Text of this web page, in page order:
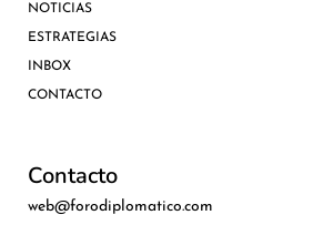
NOTICIAS
ESTRATEGIAS
INBOX
CONTACTO
Contacto
web@forodiplomatico.com